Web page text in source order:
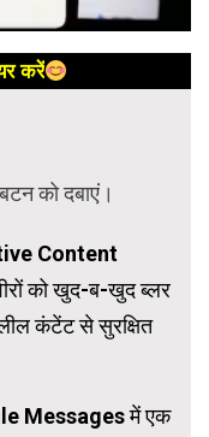
करें
Content
को खुद-ब-खुद ब्लर
कंटेंट से सुरक्षित
Messages में एक